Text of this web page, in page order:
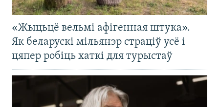
«Жыцьцё вельмі афігенная штука».
Як беларускі мільянэр страціў усё і
цяпер робіць хаткі для турыстаў